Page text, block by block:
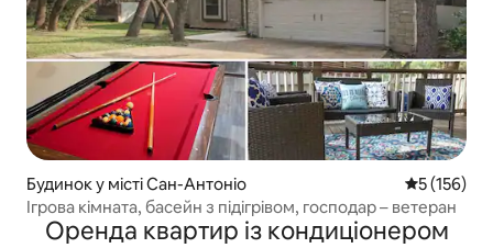
Будинок у місті Сан-Антоніо Середня
5 (156)
Ігрова кімната, басейн з підігрівом, господар – ветеран
Оренда квартир із кондиціонером